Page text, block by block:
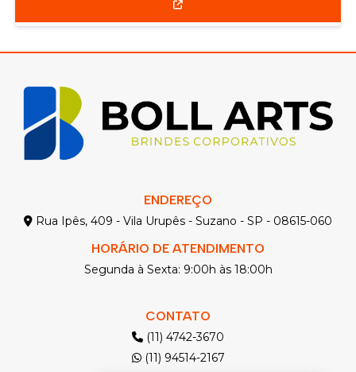
ENDEREÇO
Rua Ipês, 409 - Vila Urupês - Suzano - SP - 08615-060
HORÁRIO DE ATENDIMENTO
Segunda à Sexta: 9:00h às 18:00h
CONTATO
(11) 4742-3670
(11) 94514-2167